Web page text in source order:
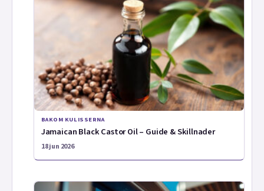
BAKOM KULISSERNA
Jamaican Black Castor Oil – Guide & Skillnader
18 jun 2026